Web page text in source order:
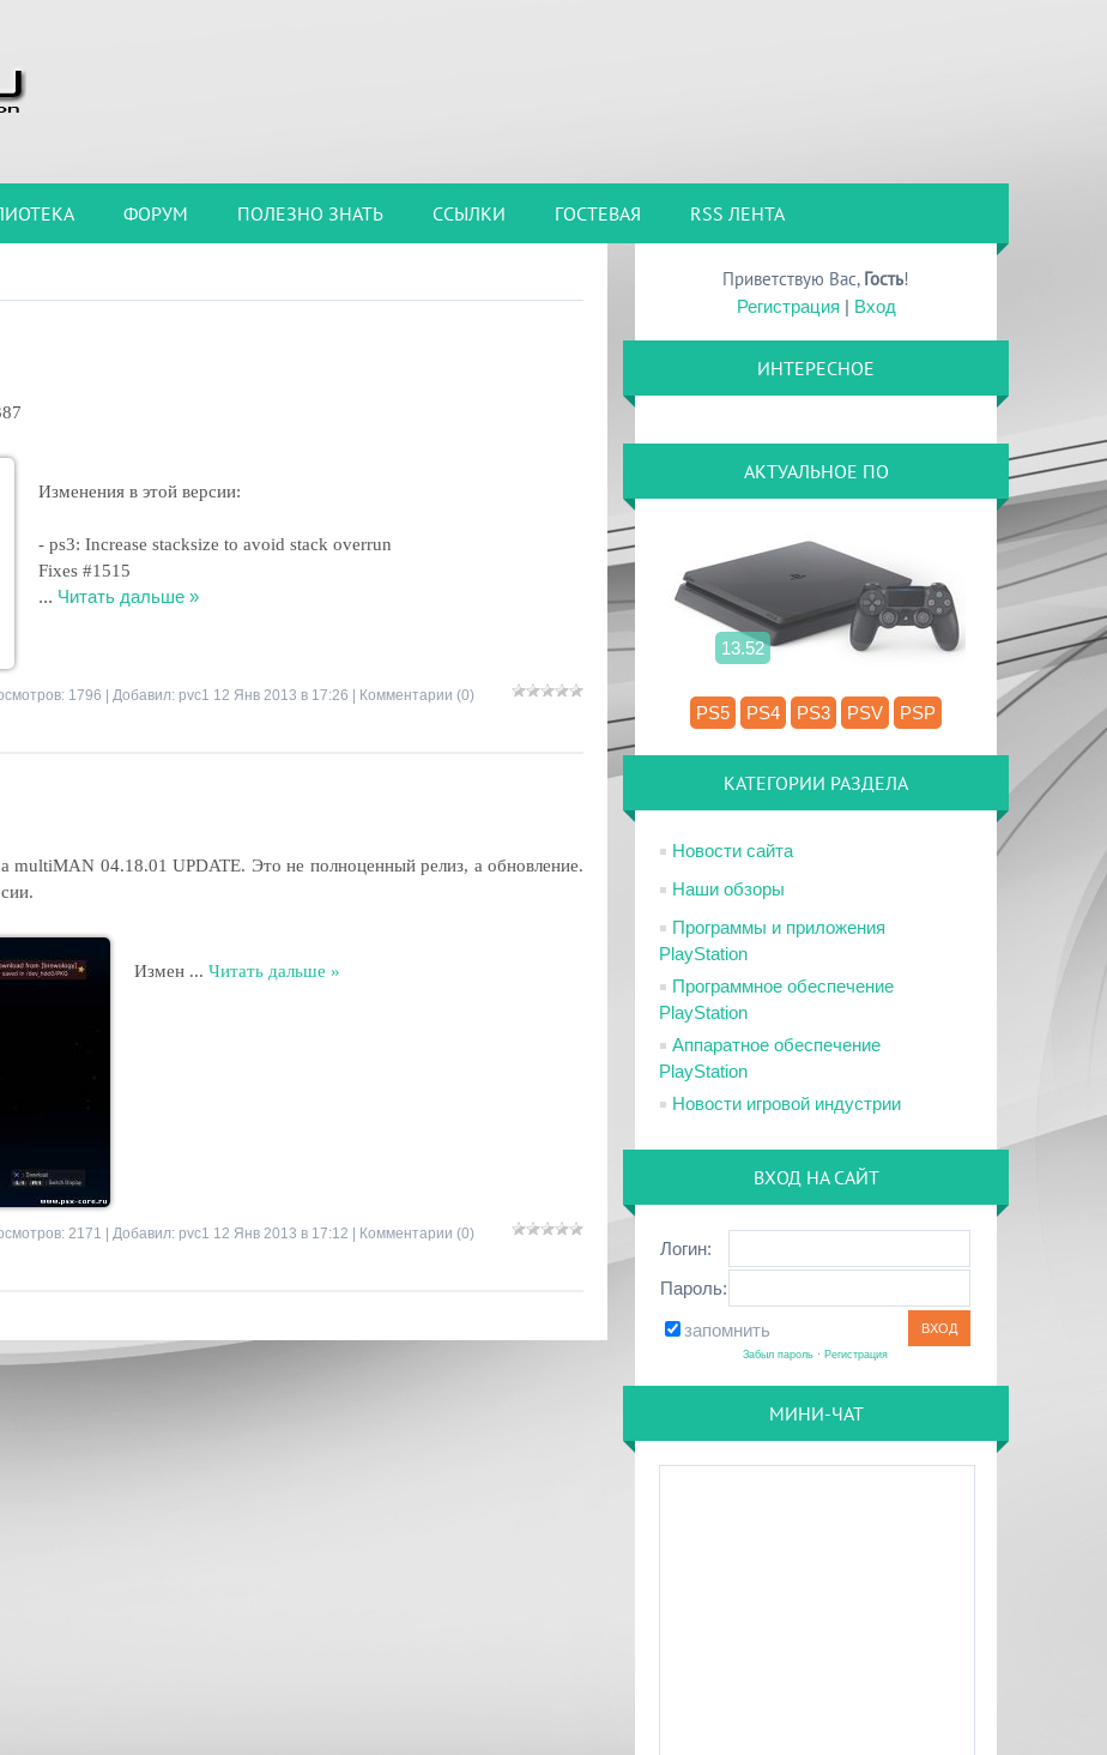
ФОРУМ ПОЛЕЗНО ЗНАТЬ ССЫЛКИ ГОСТЕВАЯ RSS ЛЕНТА
Изменения в этой версии:
- ps3: Increase stacksize to avoid stack overrun
Fixes #1515
... Читать дальше »
1796 | Добавил: pvc1 12 Янв 2013 в 17:26 | Комментарии (0)
multiMAN 04.18.01 UPDATE. Это не полноценный релиз, а обновление.
Измен ... Читать дальше »
2171 | Добавил: pvc1 12 Янв 2013 в 17:12 | Комментарии (0)
Приветствую Вас, Гость!
Регистрация | Вход
ИНТЕРЕСНОЕ
АКТУАЛЬНОЕ ПО
13.52
PS5 PS4 PS3 PSV PSP
КАТЕГОРИИ РАЗДЕЛА
Новости сайта
Наши обзоры
Программы и приложения
PlayStation
Программное обеспечение
PlayStation
Аппаратное обеспечение
PlayStation
Новости игровой индустрии
ВХОД НА САЙТ
Логин:
Пароль:
запомнить
Забыл пароль · Регистрация
МИНИ-ЧАТ